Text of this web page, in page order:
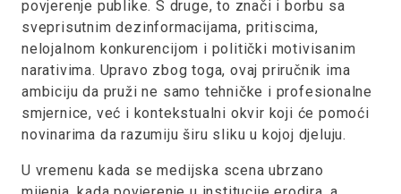
povjerenje publike. S druge, to znači i borbu sa
sveprisutnim dezinformacijama, pritiscima,
nelojalnom konkurencijom i politički motivisanim
narativima. Upravo zbog toga, ovaj priručnik ima
ambiciju da pruži ne samo tehničke i profesionalne
smjernice, već i kontekstualni okvir koji će pomoći
novinarima da razumiju širu sliku u kojoj djeluju.
U vremenu kada se medijska scena ubrzano